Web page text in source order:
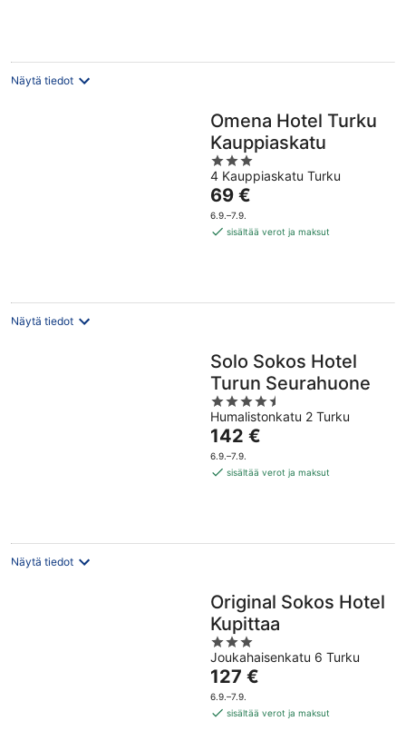
Näytä tiedot
Omena Hotel Turku
Kauppiaskatu
3
out
of
5
4 Kauppiaskatu Turku
Hinta
on
69 €
69 €
6.9.–7.9.
sisältää verot ja maksut
Näytä tiedot
Solo Sokos Hotel
Turun Seurahuone
4.5
out
of
5
Humalistonkatu 2 Turku
Hinta
on
142 €
142 €
6.9.–7.9.
sisältää verot ja maksut
Näytä tiedot
Original Sokos Hotel
Kupittaa
3
out
of
5
Joukahaisenkatu 6 Turku
Hinta
on
127 €
127 €
6.9.–7.9.
sisältää verot ja maksut